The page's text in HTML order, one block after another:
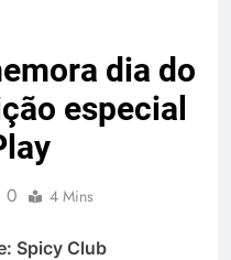
dia do
especial
0 4 Mins
Spicy Club